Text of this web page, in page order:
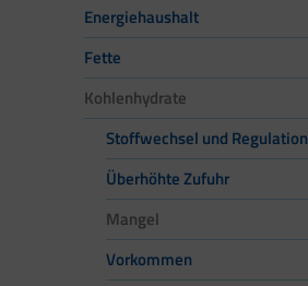
Energiehaushalt
Fette
Kohlenhydrate
Stoffwechsel und Regulation
Überhöhte Zufuhr
Mangel
Vorkommen